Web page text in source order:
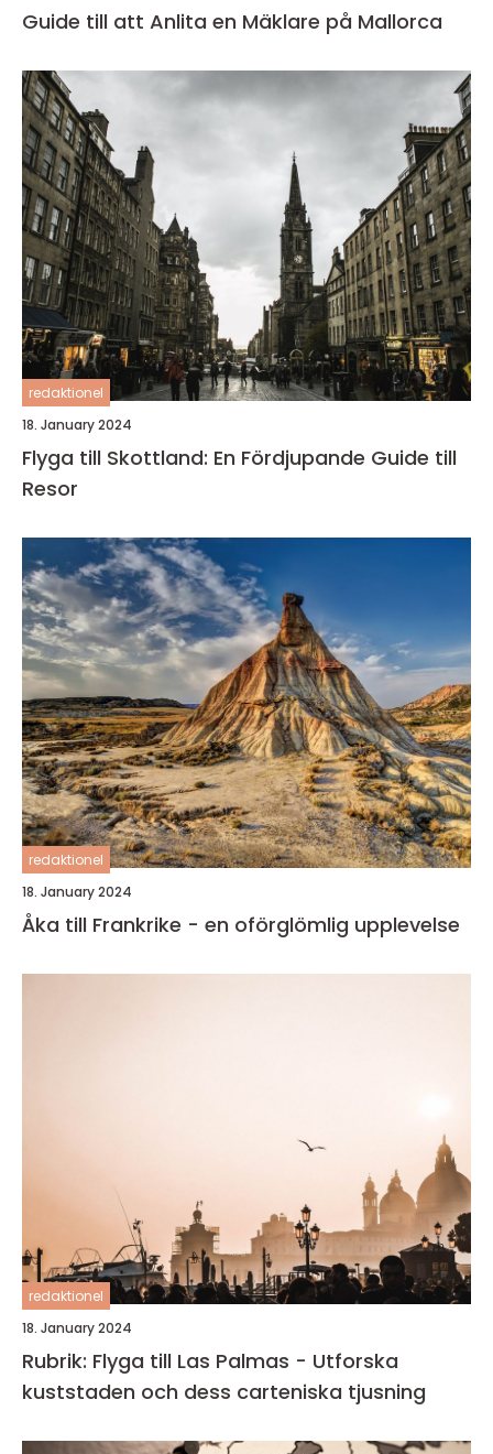
Guide till att Anlita en Mäklare på Mallorca
redaktionel
18. January 2024
Flyga till Skottland: En Fördjupande Guide till
Resor
redaktionel
18. January 2024
Åka till Frankrike - en oförglömlig upplevelse
redaktionel
18. January 2024
Rubrik: Flyga till Las Palmas - Utforska
kuststaden och dess carteniska tjusning